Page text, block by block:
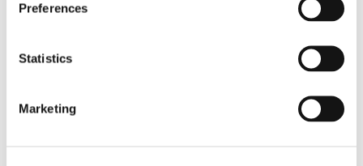
Preferences
Statistics
Marketing